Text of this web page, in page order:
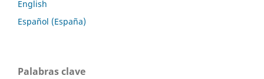
English
Español (España)
Palabras clave